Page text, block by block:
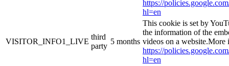
https://
hl=en
VISITOR_INFO1_LIVE
third
party
5 months
This cookie is set by
the information of the
videos on a website.More
https://
hl=en